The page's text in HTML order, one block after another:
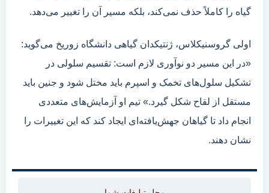
گیاه را کاملاً حذف نمی‌کند، بلکه مسیر آن را تغییر می‌دهد.
اولی گروسنیکلاس، ژنتیکدان گیاهی دانشگاه زوریخ می‌گوید:
«در این مسیر دو نوآوری لازم است: تقسیم سلولی در
تشکیل سلول‌های تخمک و اسپرم باید مختل شود و جنین باید
مستقل از لقاح شکل گیرد.» تیم او آزمایش‌های متعددی
انجام داد تا گیاهان جهش‌یافته‌ای ایجاد کند که این تغییرات را
نشان دهند.